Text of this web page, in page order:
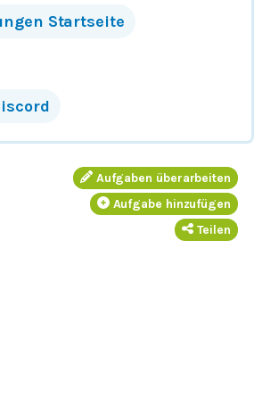
Startseite
Aufgaben überarbeiten
Aufgabe hinzufügen
Teilen